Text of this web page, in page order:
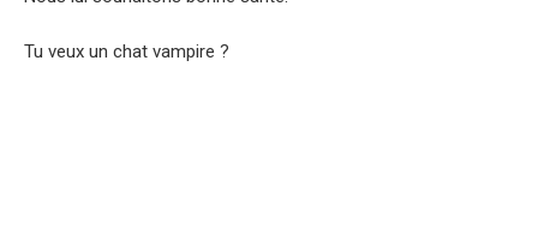
Tu veux un chat vampire ?